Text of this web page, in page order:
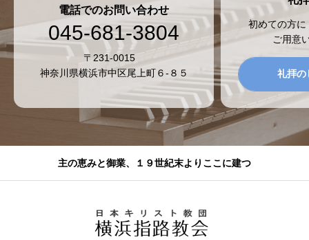
電話でのお問い合わせ
045-681-3804
〒231-0015
神奈川県横浜市中区尾上町６-８５
初めての方
ご用意
礼拝の
主の恵みと御業、１９世紀末よりここに建つ